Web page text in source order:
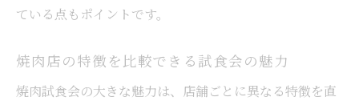
ている点もポイントです。
焼肉店の特徴を比較できる試食会の魅力
焼肉試食会の大きな魅力は、店舗ごとに異なる特徴を直